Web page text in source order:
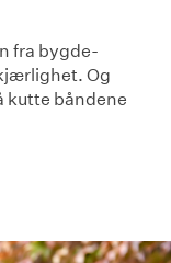
fra bygde-
Og
kutte båndene